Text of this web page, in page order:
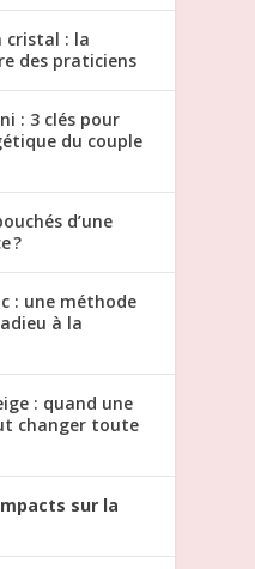
cristal : la
des praticiens
: 3 clés pour
du couple
d’une
?
: une méthode
à la
: quand une
changer toute
sur la